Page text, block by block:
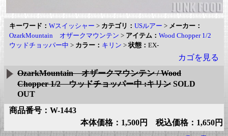
キーワード： Wスイッシャー > カテゴリ： USルアー > メーカー：
OzarkMountain オザークマウンテン > アイテム： Wood Chopper 1/2
ウッドチョッパー中 > カラー： キリン >状態： EX-
カゴを見る
OzarkMountain オザークマウンテン / Wood
Chopper 1/2 ウッドチョッパー中 :キリン SOLD
OUT
商品番号：W-1443
本体価格：1,500円 税込価格：1,650円